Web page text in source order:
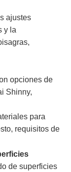
ajustes
y la
opciones de
Shinny,
para
requisitos de
de superficies